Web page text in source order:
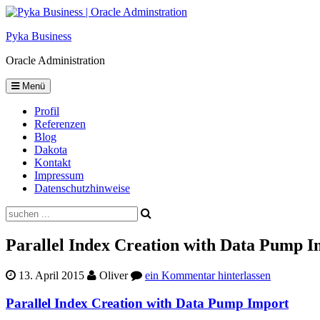
Skip
content
Pyka Business
Oracle Administration
Menü
Profil
Referenzen
Blog
Dakota
Kontakt
Impressum
Datenschutzhinweise
Suche
Parallel Index Creation with Data Pump
13. April 2015 Oliver ein Kommentar hinterlassen
Parallel Index Creation with Data Pump Import